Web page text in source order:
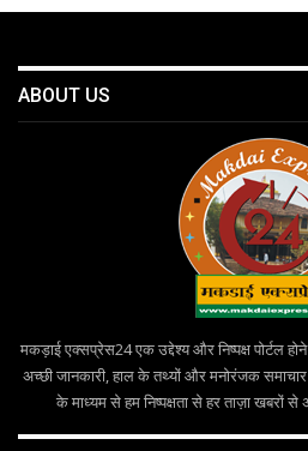
ABOUT US
मकड़ाई एक्सप्रेस24 एक उद्देश्य और निष्पक्ष पोर्टल
अच्छी जानकारी, हाल के तथ्यों और मनोरंजक
के माध्यम से हम निष्पक्षता से हर ताज़ा खबरों